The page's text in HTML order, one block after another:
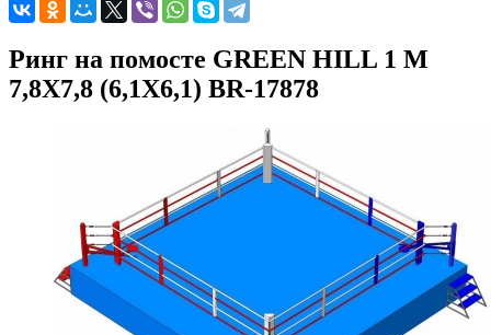
Ринг на помосте GREEN HILL 1 М
7,8Х7,8 (6,1Х6,1) BR-17878